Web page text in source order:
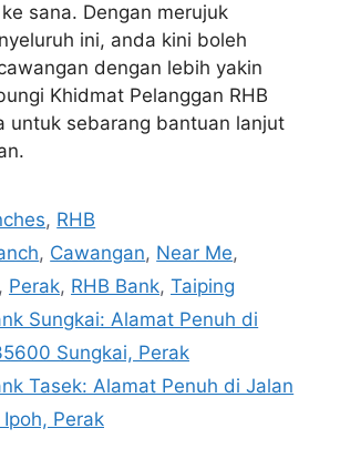
sana. Dengan merujuk
ini, anda kini boleh
dengan lebih yakin
Khidmat Pelanggan RHB
untuk sebarang bantuan lanjut
, RHB
, Cawangan, Near Me,
, Perak, RHB Bank, Taiping
Sungkai: Alamat Penuh di
Sungkai, Perak
Tasek: Alamat Penuh di Jalan
Perak